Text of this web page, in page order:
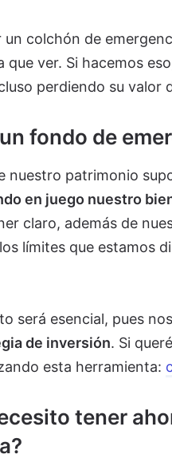
un colchón de
que ver. Si hacemos
perdiendo su valor
fondo de
nuestro patrimonio
en juego nuestro
claro, además de
límites que estamos
será esencial, pues
de inversión. Si
esta herramienta:
tener